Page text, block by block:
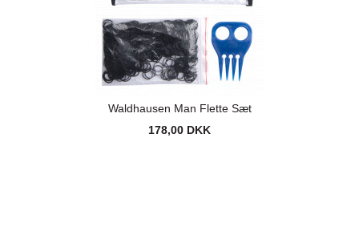
Waldhausen Man Flette Sæt
178,00 DKK